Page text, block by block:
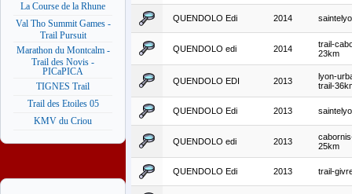
La Course de la Rhune
Val Tho Summit Games -
Trail Pursuit
Marathon du Montcalm -
Trail des Novis -
PICaPICA
TIGNES Trail
Trail des Etoiles 05
KMV du Criou
QUENDOLO Edi 2014
QUENDOLO edi 2014
trail-
23km
QUENDOLO EDI 2013
lyon-
trail-
QUENDOLO Edi 2013
QUENDOLO edi 2013
25km
QUENDOLO Edi 2013 trail-